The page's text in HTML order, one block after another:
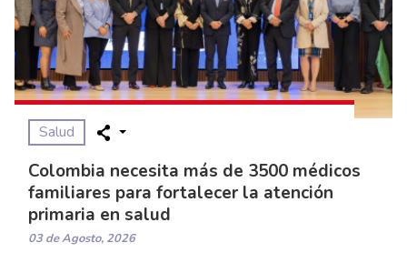
Salud
Colombia necesita más de 3500 médicos
familiares para fortalecer la atención
primaria en salud
03 de Agosto, 2026